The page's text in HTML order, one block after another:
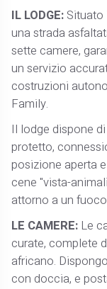
IL LODGE: Situato
una strada
sette camere,
un servizio
costruzioni
Family.
Il lodge dispone
protetto,
posizione aperta
cene "vista-
attorno a un
LE CAMERE: Le
curate, complete
africano.
con doccia, e